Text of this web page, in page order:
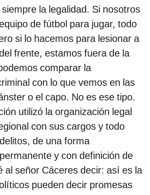
la legalidad. Si nosotros
de fútbol para jugar, todo
si lo hacemos para lesionar a
frente, estamos fuera de la
comparar la
con lo que vemos en las
o el capo. No es ese tipo.
utilizó la organización legal
con sus cargos y todo
de una forma
y con definición de
al señor Cáceres decir: así es la
pueden decir promesas